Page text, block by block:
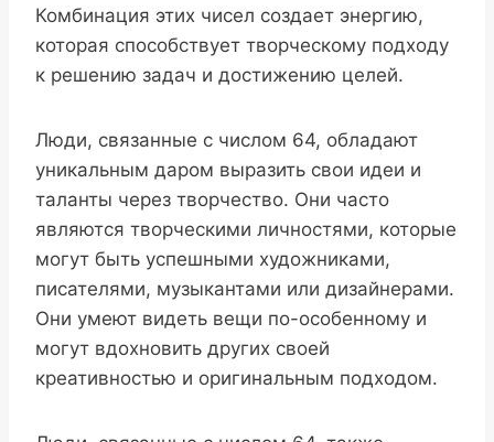
Комбинация этих чисел создает энергию,
которая способствует творческому подходу
к решению задач и достижению целей.
Люди, связанные с числом 64, обладают
уникальным даром выразить свои идеи и
таланты через творчество. Они часто
являются творческими личностями, которые
могут быть успешными художниками,
писателями, музыкантами или дизайнерами.
Они умеют видеть вещи по-особенному и
могут вдохновить других своей
креативностью и оригинальным подходом.